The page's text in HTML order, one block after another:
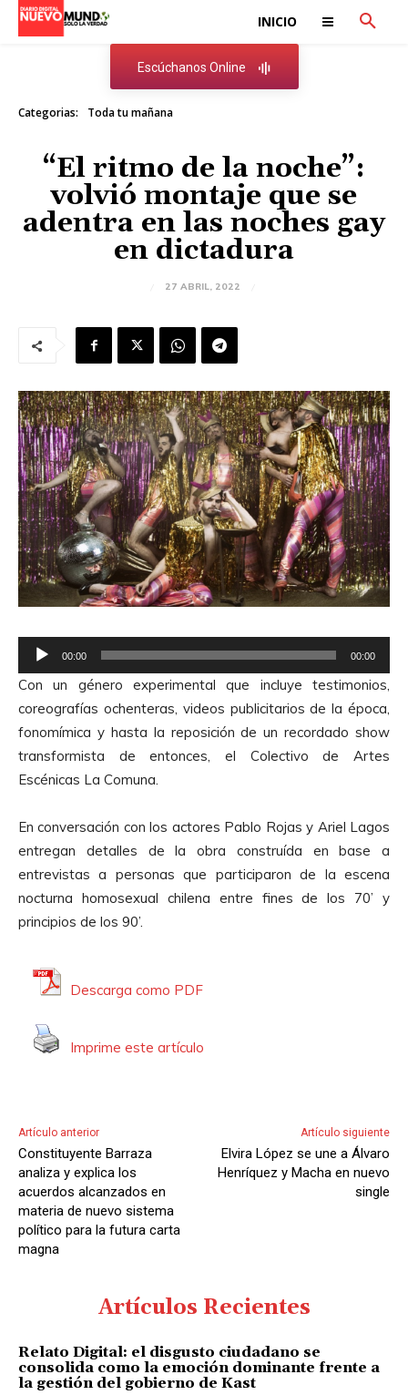
INICIO
Escúchanos Online
Categorias: Toda tu mañana
“El ritmo de la noche”:
volvió montaje que se
adentra en las noches gay
en dictadura
27 ABRIL, 2022
e
p
r
o
d
u
t
o
r
d
e
00:00 00:00
Con un género experimental que incluye testimonios,
coreografías ochenteras, videos publicitarios de la época,
fonomímica y hasta la reposición de un recordado show
transformista de entonces, el Colectivo de Artes
Escénicas La Comuna.
En conversación con los actores Pablo Rojas y Ariel Lagos
entregan detalles de la obra construída en base a
entrevistas a personas que participaron de la escena
nocturna homosexual chilena entre fines de los 70’ y
principios de los 90’.
Descarga como PDF
Imprime este artículo
Artículo anterior
Constituyente Barraza
analiza y explica los
acuerdos alcanzados en
materia de nuevo sistema
político para la futura carta
magna
Artículo siguiente
Elvira López se une a Álvaro
Henríquez y Macha en nuevo
single
Artículos Recientes
Relato Digital: el disgusto ciudadano se
consolida como la emoción dominante frente a
la gestión del gobierno de Kast